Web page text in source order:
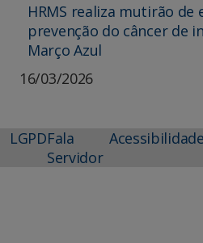
HRMS realiza mutirão de
prevenção do câncer de
Março Azul
16/03/2026
LGPDFala
Servidor
Acessibilidade